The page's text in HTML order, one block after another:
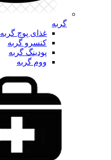
گربه
غذای پوچ گربه
کنسرو گربه
پودینگ گربه
ووم گربه